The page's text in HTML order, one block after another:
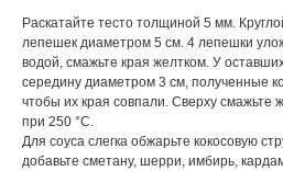
Раскатайте тесто толщиной 5 мм.
лепешек диаметром 5 см. 4 лепешки
водой, смажьте края желтком. У
середину диаметром 3 см, полученные
чтобы их края совпали. Сверху смажьте
при 250 °С.
Для соуса слегка обжарьте кокосовую
добавьте сметану, шерри, имбирь,